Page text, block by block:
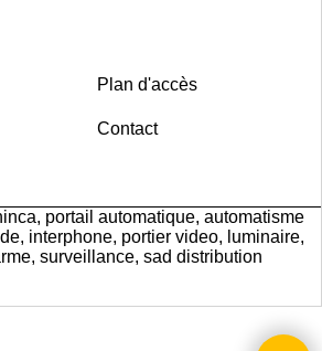
Plan d'accès
Contact
portail automatique, automatisme
interphone, portier video, luminaire,
surveillance, sad distribution